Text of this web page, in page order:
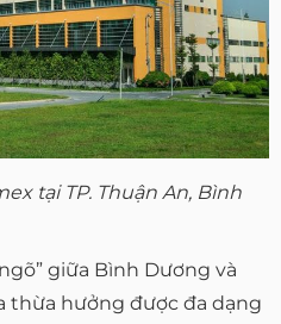
tại TP. Thuận An, Bình
giữa Bình Dương và
thừa hưởng được đa dạng